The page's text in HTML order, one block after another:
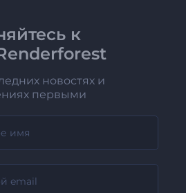
к
новостях и
первыми